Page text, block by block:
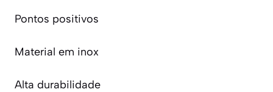
Pontos positivos
Material em inox
Alta durabilidade